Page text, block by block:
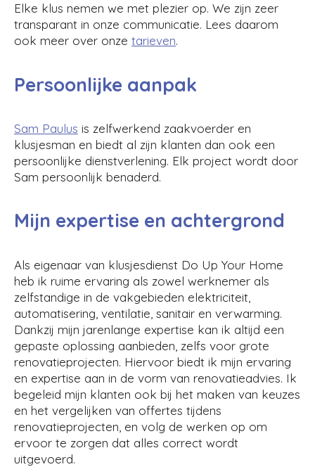
Elke klus nemen we met plezier op. We zijn zeer
transparant in onze communicatie. Lees daarom
ook meer over onze tarieven.
Persoonlijke aanpak
Sam Paulus is zelfwerkend zaakvoerder en
klusjesman en biedt al zijn klanten dan ook een
persoonlijke dienstverlening. Elk project wordt door
Sam persoonlijk benaderd.
Mijn expertise en achtergrond
Als eigenaar van klusjesdienst Do Up Your Home
heb ik ruime ervaring als zowel werknemer als
zelfstandige in de vakgebieden elektriciteit,
automatisering, ventilatie, sanitair en verwarming.
Dankzij mijn jarenlange expertise kan ik altijd een
gepaste oplossing aanbieden, zelfs voor grote
renovatieprojecten. Hiervoor biedt ik mijn ervaring
en expertise aan in de vorm van renovatieadvies. Ik
begeleid mijn klanten ook bij het maken van keuzes
en het vergelijken van offertes tijdens
renovatieprojecten, en volg de werken op om
ervoor te zorgen dat alles correct wordt
uitgevoerd.